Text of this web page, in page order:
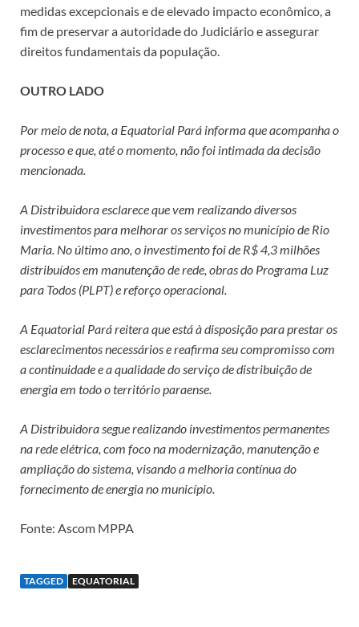
medidas excepcionais e de elevado impacto econômico, a
fim de preservar a autoridade do Judiciário e assegurar
direitos fundamentais da população.
OUTRO LADO
Por meio de nota, a Equatorial Pará informa que acompanha o
processo e que, até o momento, não foi intimada da decisão
mencionada.
A Distribuidora esclarece que vem realizando diversos
investimentos para melhorar os serviços no município de Rio
Maria. No último ano, o investimento foi de R$ 4,3 milhões
distribuídos em manutenção de rede, obras do Programa Luz
para Todos (PLPT) e reforço operacional.
A Equatorial Pará reitera que está à disposição para prestar os
esclarecimentos necessários e reafirma seu compromisso com
a continuidade e a qualidade do serviço de distribuição de
energia em todo o território paraense.
A Distribuidora segue realizando investimentos permanentes
na rede elétrica, com foco na modernização, manutenção e
ampliação do sistema, visando a melhoria contínua do
fornecimento de energia no município.
Fonte: Ascom MPPA
TAGGED EQUATORIAL